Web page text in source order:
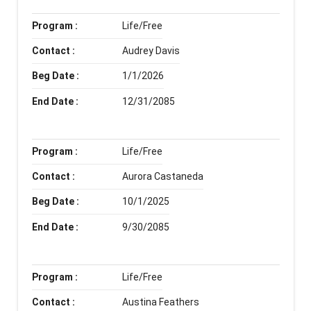
Program : Life/Free
Contact : Audrey Davis
Beg Date : 1/1/2026
End Date : 12/31/2085
Program : Life/Free
Contact : Aurora Castaneda
Beg Date : 10/1/2025
End Date : 9/30/2085
Program : Life/Free
Contact : Austina Feathers